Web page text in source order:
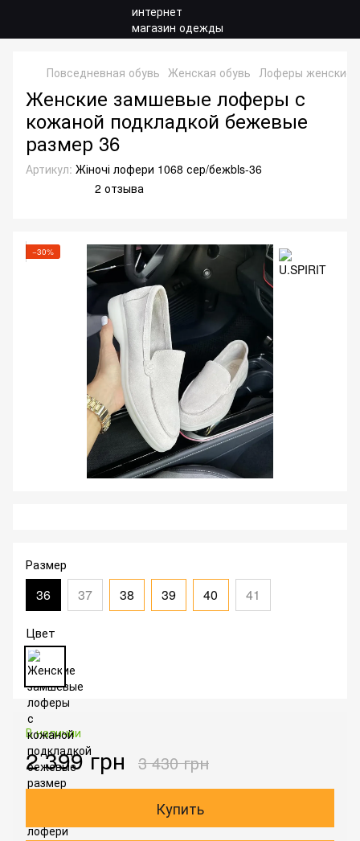
Повседневная обувь Женская обувь Лоферы женские
Женские замшевые лоферы с
кожаной подкладкой бежевые
размер 36
Артикул: Жіночі лофери 1068 сер/бежbls-36
2 отзыва
−30%
Размер
36 37 38 39 40 41
Цвет
В наличии
2 399 грн 3 430 грн
Купить